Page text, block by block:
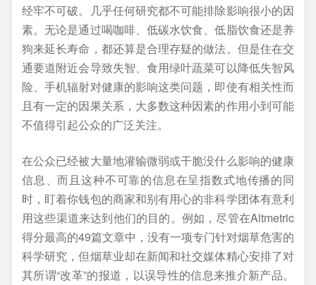
经牢不可破。几乎任何研究都不可能排除影响很小的因
素。无论是通过喝咖啡、低碳水饮食、低脂饮食还是养
狗来延长寿命，都还算是合理存疑的做法。但是住在交
通要道附近会导致失智、食用绿叶蔬菜可以降低失智风
险、手机辐射对健康的影响这类问题，即使有相关性而
且有一定的因果关系，大多数这种因素的作用小到可能
不值得引起公众的广泛关注。
在公众已经被大量地灌输微弱或干脆没什么影响的健康
信息、而且这种不可靠的信息在呈指数式地传播的同
时，盯着你钱包的商家和别有用心的非科学团体有意利
用这些渠道来达到他们的目的。例如，尽管在Altmetric
得分最高的49篇文章中，没有一项专门针对烟草危害的
科学研究，但烟草业却在新闻和社交媒体精心安排了对
其所谓“改革”的报道，以误导性的信息来推介新产品。